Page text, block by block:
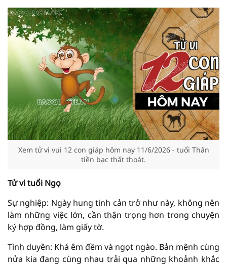
Xem tử vi vui 12 con giáp hôm nay 11/6/2026 - tuổi Thân
tiền bạc thất thoát.
Tử vi tuổi Ngọ
Sự nghiệp: Ngày hung tinh cản trở như này, không nên
làm những việc lớn, cần thận trọng hơn trong chuyện
ký hợp đồng, làm giấy tờ.
Tình duyên: Khá êm đềm và ngọt ngào. Bản mệnh cùng
nửa kia đang cùng nhau trải qua những khoảnh khắc